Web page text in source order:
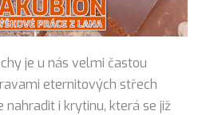
je u nás velmi častou
eternitových střech
nahradit i krytinu, která se již